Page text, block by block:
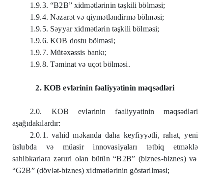
1.9.3. “B2B” xidmətlərinin təşkili bölməsi;
1.9.4. Nəzarət və qiymətləndirməbölməsi;
1.9.5. Səyyar xidmətlərin təşkili bölməsi;
1.9.6. KOB dostu bölməsi;
1.9.7. Mütəxəssis bankı;
1.9.8. Təminat və uçot bölməsi.
2. KOB evlərinin fəaliyyətinin məqsədləri
2.0. KOB evlərinin fəaliyyətinin məqsədləri
aşağıdakılardır:
2.0.1. vahid məkanda daha keyfiyyətli, rahat, yeni
üslubda və müasir innovasiyaları tətbiq etməklə
sahibkarlara zəruri olan bütün “B2B” (biznes-biznes) və
“G2B” (dövlət-biznes) xidmətlərinin göstərilməsi;